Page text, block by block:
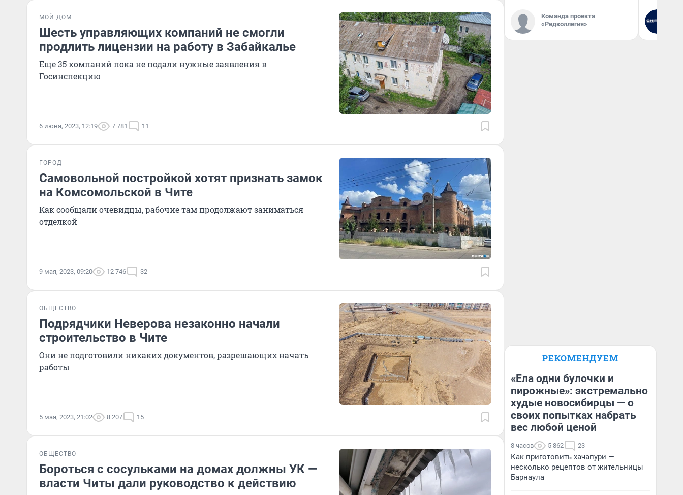
МОЙ ДОМ
Шесть управляющих компаний не смогли
продлить лицензии на работу в Забайкалье
Еще 35 компаний пока не подали нужные заявления в
Госинспекцию
6 июня, 2023, 12:19 7 781 11
ГОРОД
Самовольной постройкой хотят признать замок
на Комсомольской в Чите
Как сообщали очевидцы, рабочие там продолжают заниматься
отделкой
9 мая, 2023, 09:20 12 746 32
ОБЩЕСТВО
Подрядчики Неверова незаконно начали
строительство в Чите
Они не подготовили никаких документов, разрешающих начать
работы
5 мая, 2023, 21:02 8 207 15
ОБЩЕСТВО
Бороться с сосульками на домах должны УК —
власти Читы дали руководство к действию
Команда проекта
«Редколлегия»
РЕКОМЕНДУЕМ
«Ела одни булочки и
пирожные»: экстремально
худые новосибирцы — о
своих попытках набрать
вес любой ценой
8 часов 5 862 23
Как приготовить хачапури —
несколько рецептов от жительницы
Барнаула